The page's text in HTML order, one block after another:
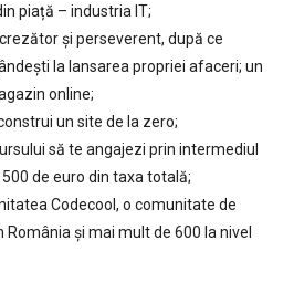
piață – industria IT;
și perseverent, după ce
la lansarea propriei afaceri; un
online;
un site de la zero;
să te angajezi prin intermediul
de euro din taxa totală;
Codecool, o comunitate de
și mai mult de 600 la nivel